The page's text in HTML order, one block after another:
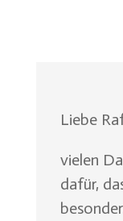
Liebe
vielen
dafür,